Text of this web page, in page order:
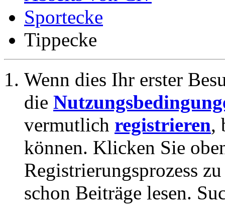
Sportecke
Tippecke
Wenn dies Ihr erster
die
vermutlich registrieren,
können. Klicken Sie
Registrierungsprozess
schon Beiträge lesen.